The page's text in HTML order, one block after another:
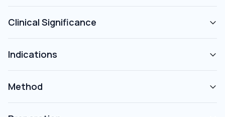
Clinical Significance
Indications
Method